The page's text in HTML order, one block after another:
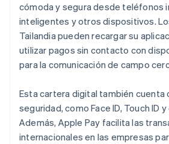
cómoda y segura desde teléfonos
inteligentes y otros dispositivos.
Tailandia pueden recargar su
utilizar pagos sin contacto con
para la comunicación de campo
Esta cartera digital también cuenta
seguridad, como Face ID, Touch ID
Además, Apple Pay facilita las
internacionales en las empresas